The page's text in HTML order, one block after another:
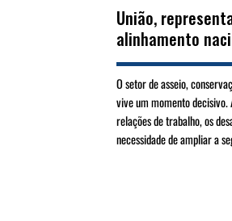
União,
alinhamento
O setor de asseio,
vive um momento
relações de trabalho, os
necessidade de ampliar a